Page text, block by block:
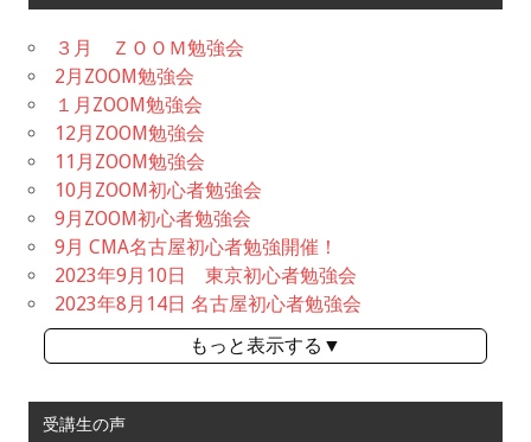
３月 ＺＯＯＭ勉強会
2月ZOOM勉強会
１月ZOOM勉強会
12月ZOOM勉強会
11月ZOOM勉強会
10月ZOOM初心者勉強会
9月ZOOM初心者勉強会
9月 CMA名古屋初心者勉強開催！
2023年9月10日 東京初心者勉強会
2023年8月14日 名古屋初心者勉強会
もっと表示する▼
受講生の声